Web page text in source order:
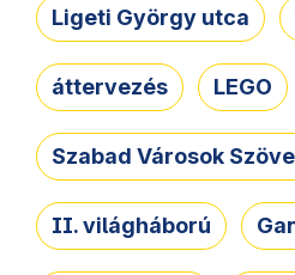
Ligeti György utca
áttervezés LEGO
Szabad Városok
II. világháború